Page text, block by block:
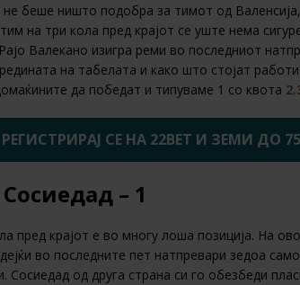
не беше ништо подобра за тимот од
на три кола пред крајот се уште нема
Валекано изигра реми во последниот
на табелата и како што стојат
да победат и типуваме 1 со квота
РЕГИСТРИРАЈ СЕ НА 22BET И ЗЕМИ ДО
– 1
пред крајот е во многу лоша позиција. На
во последните пет натпревари зедоа
Сосиедад од друга страна си го обезбеди